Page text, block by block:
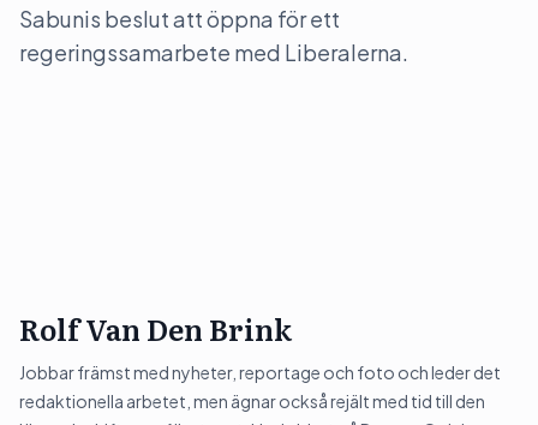
Sabunis beslut att öppna för ett
regeringssamarbete med Liberalerna.
Rolf Van Den Brink
Jobbar främst med nyheter, reportage och foto och leder det
redaktionella arbetet, men ägnar också rejält med tid till den